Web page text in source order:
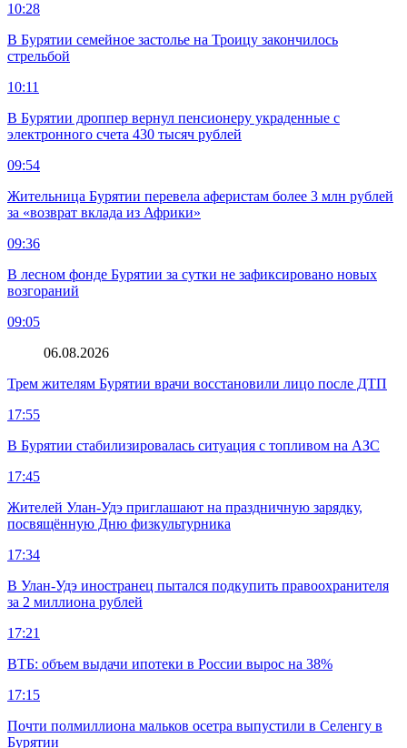
10:28
В Бурятии семейное застолье на Троицу закончилось
стрельбой
10:11
В Бурятии дроппер вернул пенсионеру украденные с
электронного счета 430 тысяч рублей
09:54
Жительница Бурятии перевела аферистам более 3 млн рублей
за «возврат вклада из Африки»
09:36
В лесном фонде Бурятии за сутки не зафиксировано новых
возгораний
09:05
06.08.2026
Трем жителям Бурятии врачи восстановили лицо после ДТП
17:55
В Бурятии стабилизировалась ситуация с топливом на АЗС
17:45
Жителей Улан-Удэ приглашают на праздничную зарядку,
посвящённую Дню физкультурника
17:34
В Улан-Удэ иностранец пытался подкупить правоохранителя
за 2 миллиона рублей
17:21
ВТБ: объем выдачи ипотеки в России вырос на 38%
17:15
Почти полмиллиона мальков осетра выпустили в Селенгу в
Бурятии